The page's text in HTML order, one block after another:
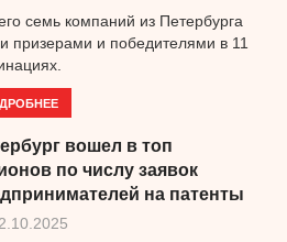
семь компаний из Петербурга
призерами и победителями в 11
вошел в топ
по числу заявок
на патенты